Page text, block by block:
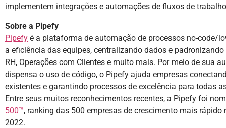
implementem integrações e automações de fluxos de
Sobre a Pipefy
Pipefy é a plataforma de automação de processos no-code/
a eficiência das equipes, centralizando dados e
RH, Operações com Clientes e muito mais. Por meio de sua
dispensa o uso de código, o Pipefy ajuda empresas
existentes e garantindo processos de excelência para todas
Entre seus muitos reconhecimentos recentes, a Pipefy foi
500™, ranking das 500 empresas de crescimento mais
2022.